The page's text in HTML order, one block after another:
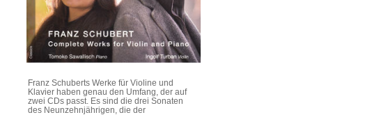
Franz Schuberts Werke für Violine und
Klavier haben genau den Umfang, der auf
zwei CDs passt. Es sind die drei Sonaten
des Neunzehnjährigen, die der